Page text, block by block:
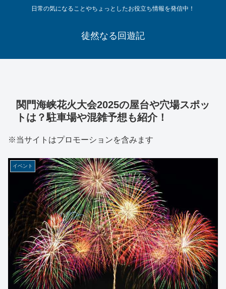
日常の気になることやちょっとしたお役立ち情報を発信中！
徒然なる回遊記
関門海峡花火大会2025の屋台や穴場スポッ
トは？駐車場や混雑予想も紹介！
※当サイトはプロモーションを含みます
イベント